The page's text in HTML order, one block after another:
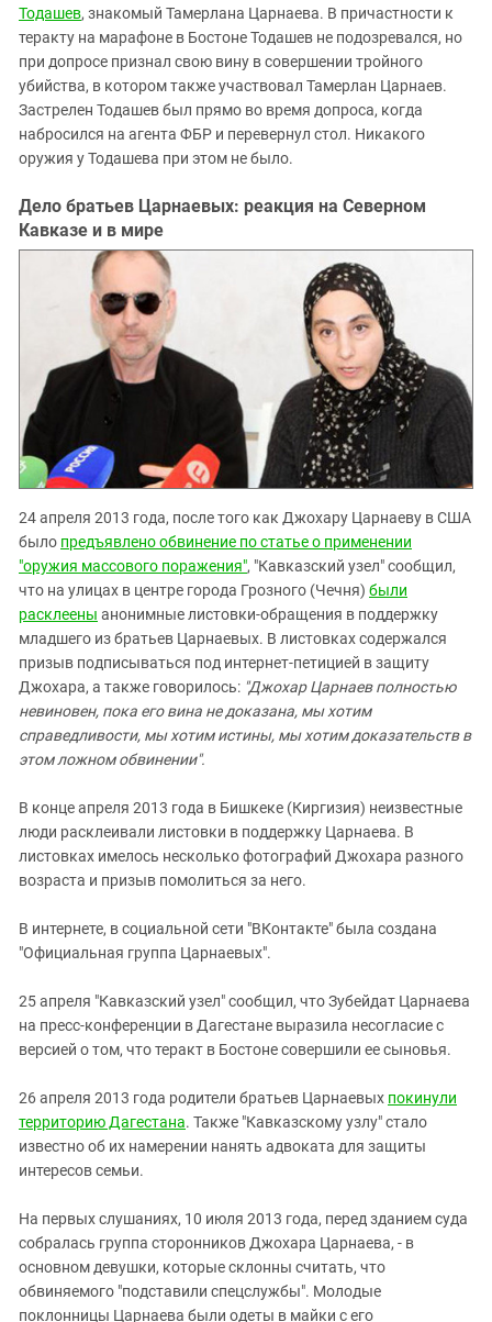
Тодашев, знакомый Тамерлана Царнаева. В причастности к
теракту на марафоне в Бостоне Тодашев не подозревался, но
при допросе признал свою вину в совершении тройного
убийства, в котором также участвовал Тамерлан Царнаев.
Застрелен Тодашев был прямо во время допроса, когда
набросился на агента ФБР и перевернул стол. Никакого
оружия у Тодашева при этом не было.
Дело братьев Царнаевых: реакция на Северном
Кавказе и в мире
24 апреля 2013 года, после того как Джохару Царнаеву в США
было предъявлено обвинение по статье о применении
"оружия массового поражения", "Кавказский узел" сообщил,
что на улицах в центре города Грозного (Чечня) были
расклеены анонимные листовки-обращения в поддержку
младшего из братьев Царнаевых. В листовках содержался
призыв подписываться под интернет-петицией в защиту
Джохара, а также говорилось: "Джохар Царнаев полностью
невиновен, пока его вина не доказана, мы хотим
справедливости, мы хотим истины, мы хотим доказательств в
этом ложном обвинении".
В конце апреля 2013 года в Бишкеке (Киргизия) неизвестные
люди расклеивали листовки в поддержку Царнаева. В
листовках имелось несколько фотографий Джохара разного
возраста и призыв помолиться за него.
В интернете, в социальной сети "ВКонтакте" была создана
"Официальная группа Царнаевых".
25 апреля "Кавказский узел" сообщил, что Зубейдат Царнаева
на пресс-конференции в Дагестане выразила несогласие с
версией о том, что теракт в Бостоне совершили ее сыновья.
26 апреля 2013 года родители братьев Царнаевых покинули
территорию Дагестана. Также "Кавказскому узлу" стало
известно об их намерении нанять адвоката для защиты
интересов семьи.
На первых слушаниях, 10 июля 2013 года, перед зданием суда
собралась группа сторонников Джохара Царнаева, - в
основном девушки, которые склонны считать, что
обвиняемого "подставили спецслужбы". Молодые
поклонницы Царнаева были одеты в майки с его